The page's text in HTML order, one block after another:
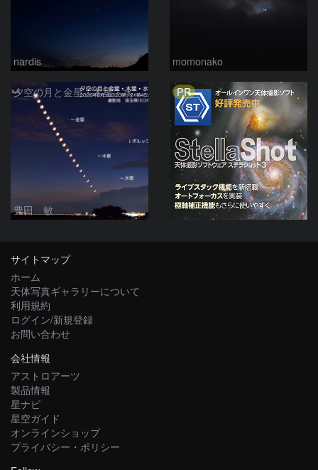
nardis momonako
夕空の月と金星・木星・水星の接近 2026/6/18
豊田 敏
PR
サイトマップ
ホーム
天体写真ギャラリーについて
利用規約
ログイン/新規登録
お問い合わせ
会社情報
アストロアーツ
製品情報
星ナビ
星空ガイド
オンラインショップ
プライバシー・ポリシー